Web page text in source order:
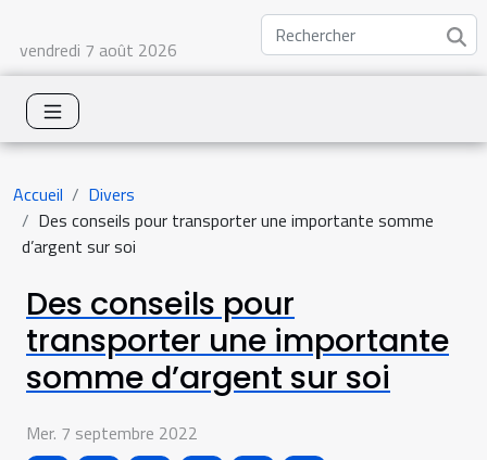
vendredi 7 août 2026
Accueil
Divers
Des conseils pour transporter une importante somme
d’argent sur soi
Des conseils pour
transporter une importante
somme d’argent sur soi
Mer. 7 septembre 2022